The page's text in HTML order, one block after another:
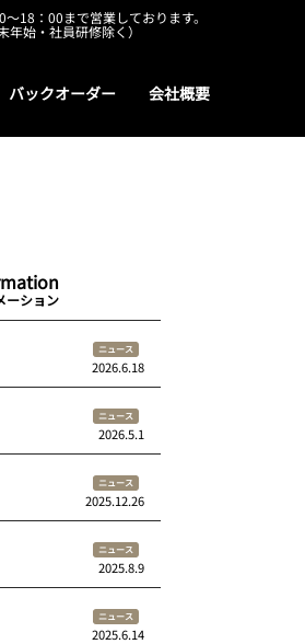
18：00まで営業しております。
年始・社員研修除く）
バックオーダー 会社概要
ーション
ニュース
2026.6.18
ニュース
2026.5.1
ニュース
2025.12.26
ニュース
2025.8.9
ニュース
2025.6.14